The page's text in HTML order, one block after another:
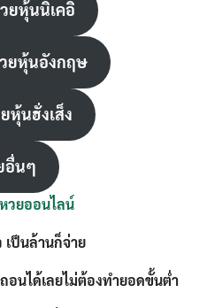
ยหุ้นนิเคอิ
ยหุ้นอังกฤษ
หุ้นฮั่งเส็ง
อื่นๆ
วยออนไลน์
เป็นล้านก็จ่าย
อนได้เลยไม่ต้องทำยอดขั้นต่ำ